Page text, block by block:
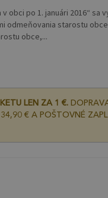
obci po 1. januári 2016“ sa
odmeňovania starostu
obce,...
LEN ZA 1 €.
€ A POŠTOVNÉ